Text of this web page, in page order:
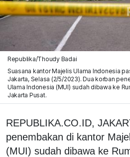
Republika/Thoudy Badai
Suasana kantor Majelis Ulama Indonesia
Jakarta, Selasa (2/5/2023). Dua korban
Ulama Indonesia (MUI) sudah dibawa ke
Jakarta Pusat.
REPUBLIKA.CO.ID,
penembakan di kantor
(MUI) sudah dibawa ke